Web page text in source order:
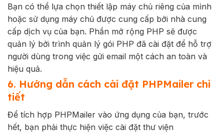
Bạn có thể lựa chọn thiết lập máy chủ riêng của mình
hoặc sử dụng máy chủ được cung cấp bởi nhà cung
cấp dịch vụ của bạn. Phần mở rộng PHP sẽ được
quản lý bởi trình quản lý gói PHP đã cài đặt để hỗ trợ
người dùng trong việc gửi email một cách an toàn và
hiệu quả.
6. Hướng dẫn cách cài đặt PHPMailer chi
tiết
Để tích hợp PHPMailer vào ứng dụng của bạn, trước
hết, bạn phải thực hiện việc cài đặt thư viện